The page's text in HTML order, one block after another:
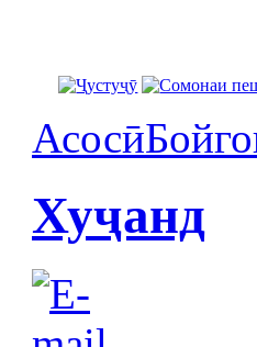
Асосӣ
Хуҷанд